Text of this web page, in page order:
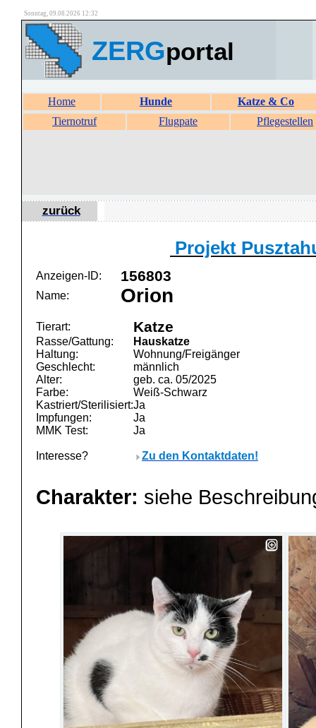
Sonntag, 09.08.2026 12:32
ZERGportal
Home Hunde
Katze & Co
Tiernotruf
Flugpate Pflegestellen
zurück
Projekt
Anzeigen-ID: 156803
Name: Orion
Tierart: Katze
Rasse/Gattung:
Hauskatze
Haltung:
Wohnung/Freigänger
Geschlecht:
männlich
Alter:
geb. ca. 05/2025
Farbe:
Weiß-Schwarz
Kastriert/Sterilisiert:Ja
Impfungen:
Ja
MMK Test:
Ja
Interesse? Zu den Kontaktdaten!
Charakter: siehe